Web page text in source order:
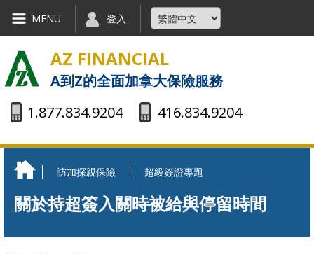
Skip to main content
MENU
登入
AZ FINANCIAL
A到Z的全面加拿大保險服務
1.877.834.9204
416.834.9204
You are here
訪加探親保險 超級簽證專題
關於持超簽入關時被給與停留時間